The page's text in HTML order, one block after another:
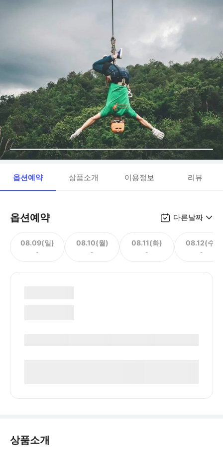
옵션예약 상품소개 이용정보 리뷰
옵션예약 다른날짜
08.09(일)
-
08.10(월)
-
08.11(화)
-
08.12(수)
-
상품소개